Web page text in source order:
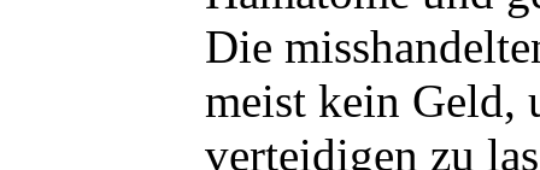
Die
meist kein Geld,
verteidigen zu